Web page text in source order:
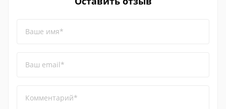
Ваше имя*
Ваш email*
Комментарий*